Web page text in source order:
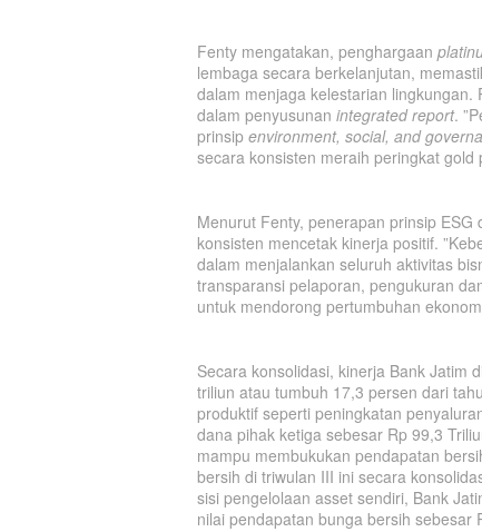
Fenty mengatakan, penghargaan
lembaga secara berkelanjutan,
dalam menjaga kelestarian
dalam penyusunan integrated report.
prinsip environment, social, and
secara konsisten meraih peringkat gold
Menurut Fenty, penerapan prinsip
konsisten mencetak kinerja positif.
dalam menjalankan seluruh aktivitas
transparansi pelaporan, pengukuran
untuk mendorong pertumbuhan
Secara konsolidasi, kinerja Bank Jatim
triliun atau tumbuh 17,3 persen dari
produktif seperti peningkatan
dana pihak ketiga sebesar Rp 99,3
mampu membukukan pendapatan
bersih di triwulan III ini secara
sisi pengelolaan asset sendiri, Bank
nilai pendapatan bunga bersih sebesar